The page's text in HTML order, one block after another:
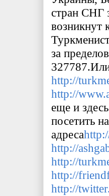
стран СНГ
возникнут
за
327787.
http://
http://www.
еще и здесь
посетить
адресаhttp
http://
http://
http://
http://twitter